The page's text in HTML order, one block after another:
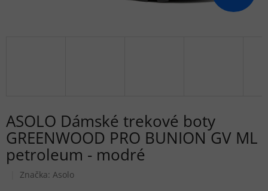
ASOLO Dámské trekové boty
GREENWOOD PRO BUNION GV ML
petroleum - modré
Značka: Asolo